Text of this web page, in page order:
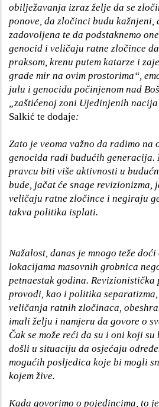
obilježavanja izraz želje da se
ponove, da zločinci budu kažnjeni,
zadovoljena te da podstaknemo
genocid i veličaju ratne zločince
praksom, krenu putem katarze i
grade mir na ovim prostorima“,
julu i genocidu počinjenom nad
„zaštićenoj zoni Ujedinjenih nacija
Salkić te dodaje:
Zato je veoma važno da radimo
genocida radi budućih generacija.
pravcu biti više aktivnosti u
bude, jačat će snage revizionizma,
veličaju ratne zločince i negiraju
takva politika isplati.
Nažalost, danas je mnogo teže
lokacijama masovnih grobnica
petnaestak godina.
provodi, kao i politika
veličanja ratnih zločinaca,
imali želju i namjeru da govore o
Čak se može reći da su i oni koji
došli u situaciju da osjećaju
mogućih posljedica koje bi mogli
kojem žive.
Kada govorimo o pojedincima, to